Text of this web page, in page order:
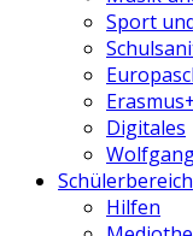
Sport
Digitales
Schülerbereich
Hilfen